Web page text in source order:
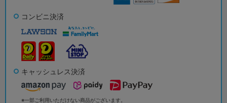
コンビニ決済
キャッシュレス決済
※一部ご利用いただけない商品がございます。